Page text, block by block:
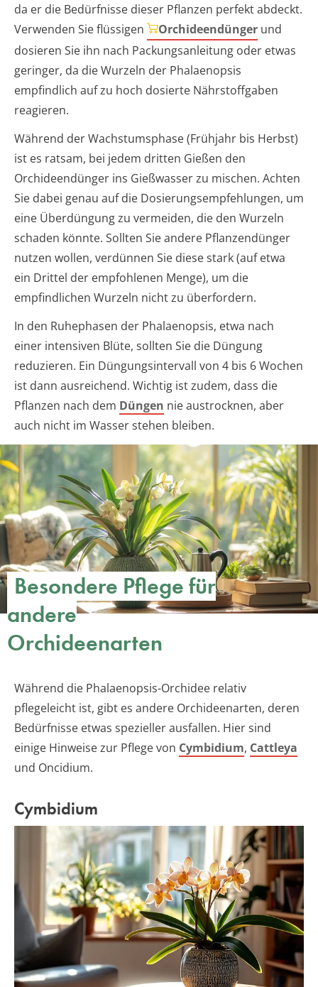
da er die Bedürfnisse dieser Pflanzen perfekt abdeckt.
Verwenden Sie flüssigen
Orchideendünger und
dosieren Sie ihn nach Packungsanleitung oder etwas
geringer, da die Wurzeln der Phalaenopsis
empfindlich auf zu hoch dosierte Nährstoffgaben
reagieren.
Während der Wachstumsphase (Frühjahr bis Herbst)
ist es ratsam, bei jedem dritten Gießen den
Orchideendünger ins Gießwasser zu mischen. Achten
Sie dabei genau auf die Dosierungsempfehlungen, um
eine Überdüngung zu vermeiden, die den Wurzeln
schaden könnte. Sollten Sie andere Pflanzendünger
nutzen wollen, verdünnen Sie diese stark (auf etwa
ein Drittel der empfohlenen Menge), um die
empfindlichen Wurzeln nicht zu überfordern.
In den Ruhephasen der Phalaenopsis, etwa nach
einer intensiven Blüte, sollten Sie die Düngung
reduzieren. Ein Düngungsintervall von 4 bis 6 Wochen
ist dann ausreichend. Wichtig ist zudem, dass die
Pflanzen nach dem Düngen nie austrocknen, aber
auch nicht im Wasser stehen bleiben.
Besondere Pflege für
andere
Orchideenarten
Während die Phalaenopsis-Orchidee relativ
pflegeleicht ist, gibt es andere Orchideenarten, deren
Bedürfnisse etwas spezieller ausfallen. Hier sind
einige Hinweise zur Pflege von Cymbidium, Cattleya
und Oncidium.
Cymbidium